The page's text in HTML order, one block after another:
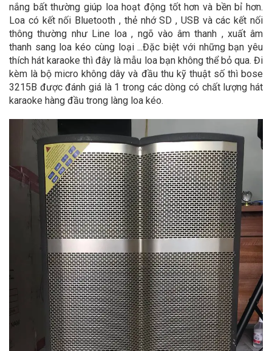
nắng bất thường giúp loa hoạt động tốt hơn và bền bỉ hơn.
Loa có kết nối Bluetooth , thẻ nhớ SD , USB và các kết nối
thông thường như Line loa , ngõ vào âm thanh , xuất âm
thanh sang loa kéo cùng loại ...Đặc biệt với những bạn yêu
thích hát karaoke thì đây là mẫu loa bạn không thể bỏ qua. Đi
kèm là bộ micro không dây và đầu thu kỹ thuật số thì bose
3215B được đánh giá là 1 trong các dòng có chất lượng hát
karaoke hàng đầu trong làng loa kéo.